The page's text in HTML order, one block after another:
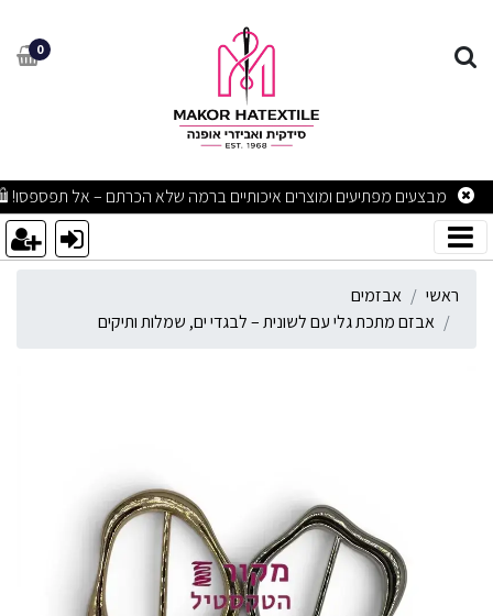
אבזם מתכת גלי עם לשונית –
0
מבצעים מפתיעים ומוצרים איכותיים ברמה שלא הכרתם – אל
ראשי
אבזמים
אבזם מתכת גלי עם לשונית – לבגדי ים, שמלות ותיקים